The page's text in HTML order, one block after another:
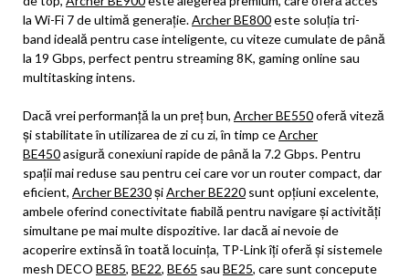
la Wi-Fi 7 de ultimă generație.Archer BE800este soluția tri-
band ideală pentru case inteligente, cu viteze cumulate de până
la 19 Gbps, perfect pentru streaming 8K, gaming online sau
multitasking intens.
Dacă vrei performanță la un preț bun, Archer BE550oferă viteză
și stabilitate în utilizarea de zi cu zi, în timp ceArcher
BE450asigură conexiuni rapide de până la 7.2 Gbps. Pentru
spații mai reduse sau pentru cei care vor un router compact, dar
eficient, Archer BE230șiArcher BE220 sunt opțiuni excelente,
ambele oferind conectivitate fiabilă pentru navigare și activități
simultane pe mai multe dispozitive. Iar dacă ai nevoie de
acoperire extinsă în toată locuința, TP-Link îți oferă și sistemele
mesh DECO BE85, BE22, BE65 sau BE25, care sunt concepute